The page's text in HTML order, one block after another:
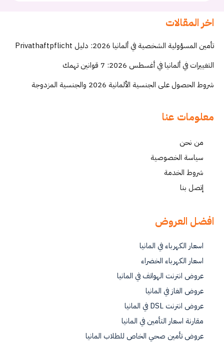
اخر المقالات
تأمين المسؤولية الشخصية في ألمانيا 2026: دليل Privathaftpflicht
التغييرات في ألمانيا في أغسطس 2026: 7 قوانين تهمك
شروط الحصول على الجنسية الألمانية 2026 والجنسية المزدوجة
معلومات عنا
من نحن
سياسة الخصوصية
شروط الخدمة
إتصل بنا
افضل العروض
اسعار الكهرباء في المانيا
اسعار الكهرباء الخضراء
عروض انترنت الهواتف في المانيا
عروض الغاز في المانيا
عروض انترنت DSL في المانيا
مقارنة اسعار التأمين في المانيا
عروض تأمين صحي الخاص للطلاب المانيا